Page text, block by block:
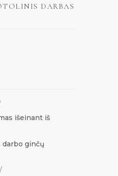
DARBAS
išeinant iš
darbo ginčų